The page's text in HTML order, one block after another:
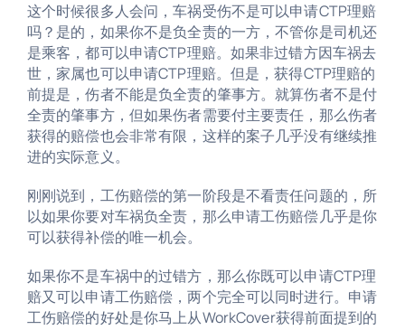
这个时候很多人会问，车祸受伤不是可以申请CTP理赔
吗？是的，如果你不是负全责的一方，不管你是司机还
是乘客，都可以申请CTP理赔。如果非过错方因车祸去
世，家属也可以申请CTP理赔。但是，获得CTP理赔的
前提是，伤者不能是负全责的肇事方。就算伤者不是付
全责的肇事方，但如果伤者需要付主要责任，那么伤者
获得的赔偿也会非常有限，这样的案子几乎没有继续推
进的实际意义。
刚刚说到，工伤赔偿的第一阶段是不看责任问题的，所
以如果你要对车祸负全责，那么申请工伤赔偿几乎是你
可以获得补偿的唯一机会。
如果你不是车祸中的过错方，那么你既可以申请CTP理
赔又可以申请工伤赔偿，两个完全可以同时进行。申请
工伤赔偿的好处是你马上从WorkCover获得前面提到的